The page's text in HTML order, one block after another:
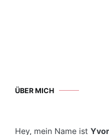
ÜBER MICH
Hey, mein Name ist